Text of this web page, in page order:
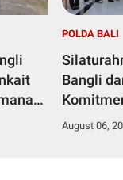
POLDA BALI
Bangli
August 06,